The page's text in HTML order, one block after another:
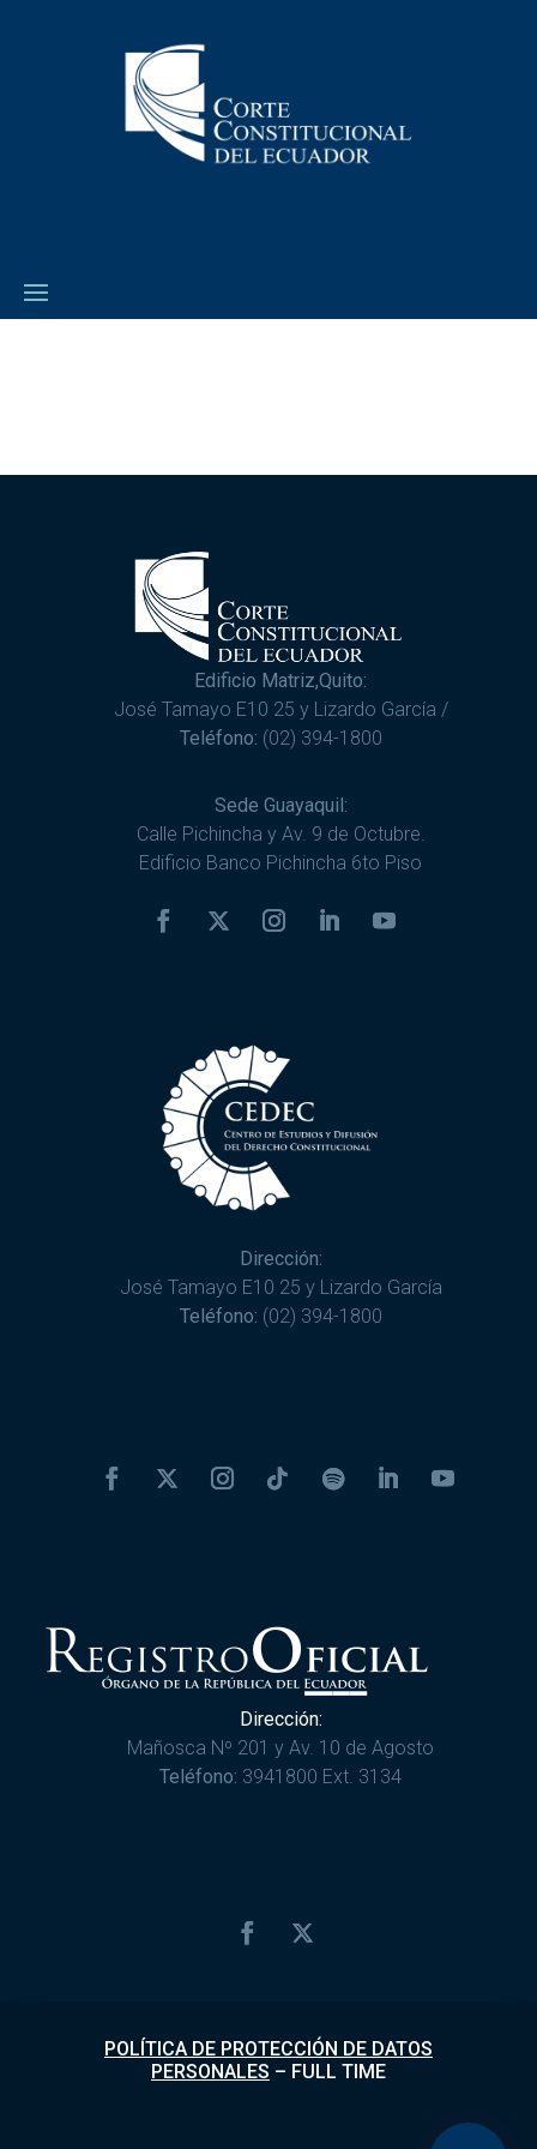
Edificio Matriz,Quito:
José Tamayo E10 25 y Lizardo García /
Teléfono: (02) 394-1800
Sede Guayaquil:
Calle Pichincha y Av. 9 de Octubre.
Edificio Banco Pichincha 6to Piso
Dirección:
José Tamayo E10 25 y Lizardo García
Teléfono: (02) 394-1800
Dirección:
Mañosca Nº 201 y Av. 10 de Agosto
Teléfono: 3941800 Ext. 3134
POLÍTICA DE PROTECCIÓN DE DATOS
PERSONALES – FULL TIME